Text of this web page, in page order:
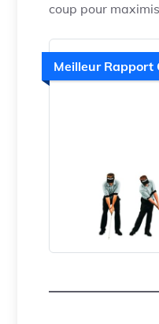
coup pour
Meilleur Rapport